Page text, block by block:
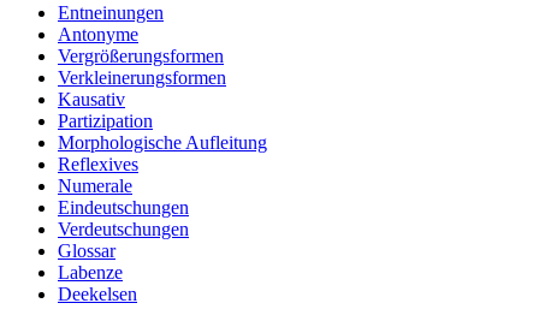
Entneinungen
Antonyme
Vergrößerungsformen
Verkleinerungsformen
Kausativ
Partizipation
Morphologische Aufleitung
Reflexives
Numerale
Eindeutschungen
Verdeutschungen
Glossar
Labenze
Deekelsen